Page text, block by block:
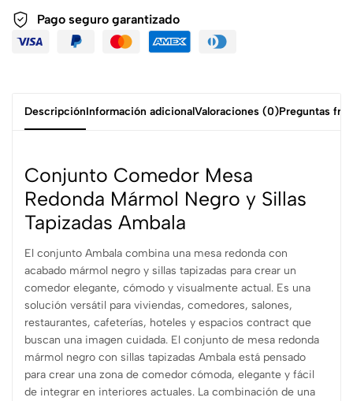
Pago seguro garantizado
DescripciónInformación adicionalValoraciones (0)Preguntas
Conjunto Comedor Mesa
Redonda Mármol Negro y Sillas
Tapizadas Ambala
El conjunto Ambala combina una mesa redonda con
acabado mármol negro y sillas tapizadas para crear un
comedor elegante, cómodo y visualmente actual. Es una
solución versátil para viviendas, comedores, salones,
restaurantes, cafeterías, hoteles y espacios contract que
buscan una imagen cuidada. El conjunto de mesa redonda
mármol negro con sillas tapizadas Ambala está pensado
para crear una zona de comedor cómoda, elegante y fácil
de integrar en interiores actuales. La combinación de una